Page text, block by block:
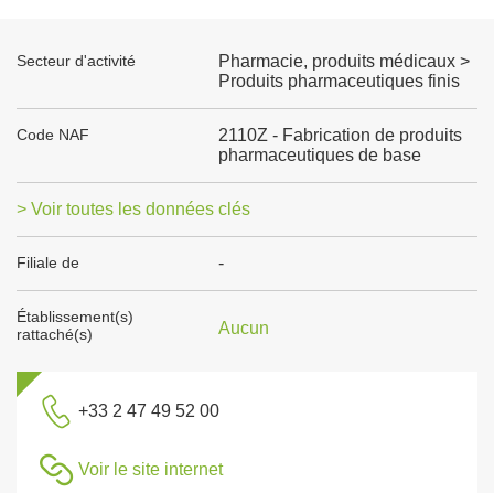
Secteur d'activité
Pharmacie, produits médicaux >
Produits pharmaceutiques finis
Code NAF
2110Z - Fabrication de produits
pharmaceutiques de base
> Voir toutes les données clés
Filiale de -
Établissement(s)
rattaché(s)
Aucun
+33 2 47 49 52 00
Voir le site internet